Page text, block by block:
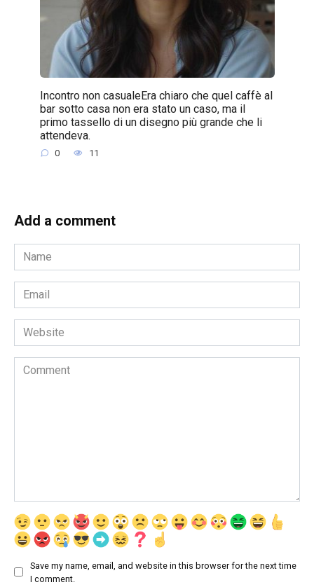
Incontro non casualeEra chiaro che quel caffè al
bar sotto casa non era stato un caso, ma il
primo tassello di un disegno più grande che li
attendeva.
0 11
Add a comment
Name
*
Email
*
Website
Comment
Save my name, email, and website in this browser for the next time
I comment.